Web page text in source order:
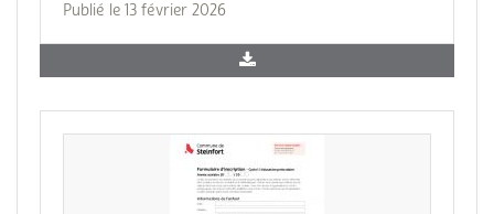
Publié le 13 février 2026